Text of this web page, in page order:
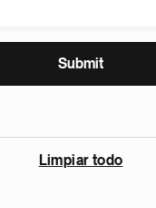
Limpiar todo